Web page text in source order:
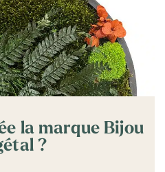
la marque Bijou
?